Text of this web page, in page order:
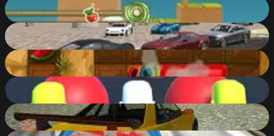
74%
SplatPed 2
91%
Topeng Temple
82%
Human Runner 3D
72
Turbosliderz
85%